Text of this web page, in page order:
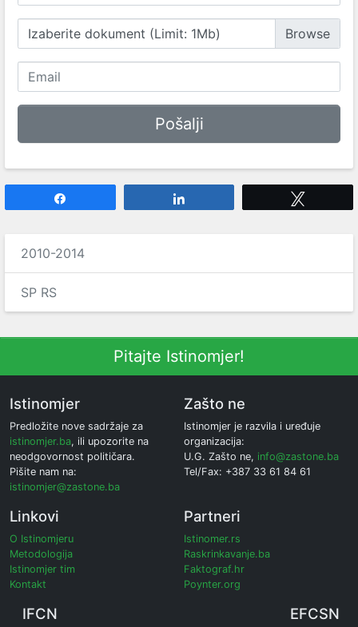
Izaberite dokument (Limit: 1Mb)
2010-2014
SP RS
Pitajte Istinomjer!
Istinomjer
Predložite nove sadržaje za
istinomjer.ba, ili upozorite na
neodgovornost političara.
Pišite nam na:
istinomjer@zastone.ba
Zašto ne
Istinomjer je razvila i uređuje
organizacija:
U.G. Zašto ne, info@zastone.ba
Tel/Fax: +387 33 61 84 61
Linkovi
O Istinomjeru
Metodologija
Istinomjer tim
Kontakt
Partneri
Istinomer.rs
Raskrinkavanje.ba
Faktograf.hr
Poynter.org
IFCN EFCSN